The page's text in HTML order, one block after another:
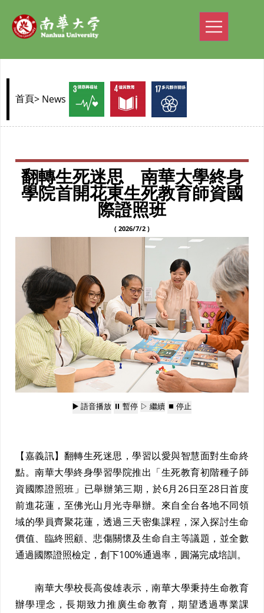
首頁> News
翻轉生死迷思 南華大學終身
學院首開花東生死教育師資國
際證照班
( 2026/7/2 )
▶️ 語音播放 ⏸️ 暫停 ▷ 繼續 ⏹️ 停止
【嘉義訊】翻轉生死迷思，學習以愛與智慧面對生命終
點。南華大學終身學習學院推出「生死教育初階種子師
資國際證照班」已舉辦第三期，於6月26日至28日首度
前進花蓮，至佛光山月光寺舉辦。來自全台各地不同領
域的學員齊聚花蓮，透過三天密集課程，深入探討生命
價值、臨終照顧、悲傷關懷及生命自主等議題，並全數
通過國際證照檢定，創下100%通過率，圓滿完成培訓。
南華大學校長高俊雄表示，南華大學秉持生命教育
辦學理念，長期致力推廣生命教育，期望透過專業課